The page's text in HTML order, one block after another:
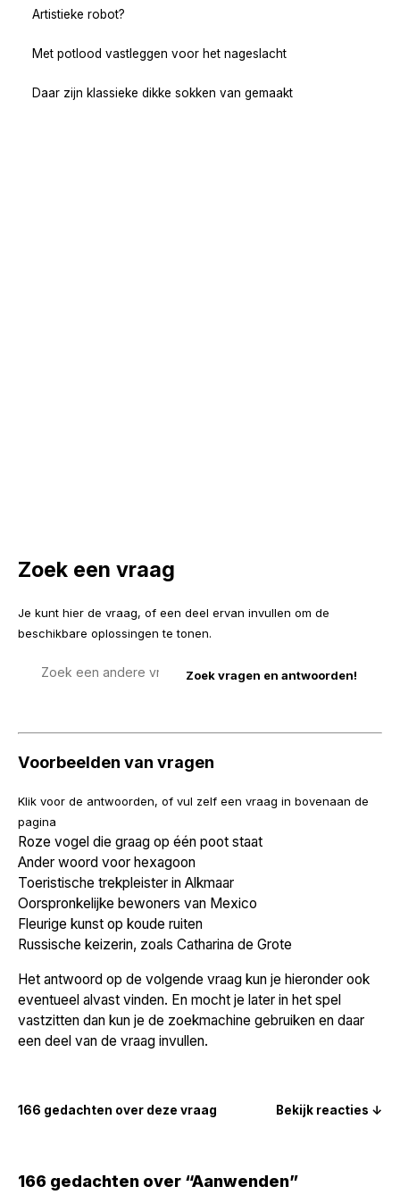
Artistieke robot?
Met potlood vastleggen voor het nageslacht
Daar zijn klassieke dikke sokken van gemaakt
Zoek een vraag
Je kunt hier de vraag, of een deel ervan invullen om de
beschikbare oplossingen te tonen.
Voorbeelden van vragen
Klik voor de antwoorden, of vul zelf een vraag in bovenaan de
pagina
Roze vogel die graag op één poot staat
Ander woord voor hexagoon
Toeristische trekpleister in Alkmaar
Oorspronkelijke bewoners van Mexico
Fleurige kunst op koude ruiten
Russische keizerin, zoals Catharina de Grote
Het antwoord op de volgende vraag kun je hieronder ook
eventueel alvast vinden. En mocht je later in het spel
vastzitten dan kun je de zoekmachine gebruiken en daar
een deel van de vraag invullen.
166 gedachten over deze vraag Bekijk reacties ↓
166 gedachten over “Aanwenden”